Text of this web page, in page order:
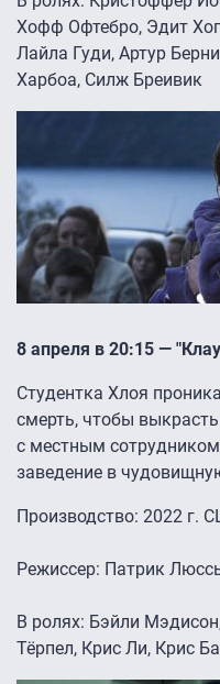
Хофф Офтебро, Эдит
Лайла Гуди, Артур
Харбоа, Силж Бреивик
8 апреля в 20:15 —
Студентка Хлоя
смерть, чтобы
с местным
заведение в
Производство: 2022 г.
Режиссер: Патрик
В ролях: Бэйли
Тёрпел, Крис Ли, Крис